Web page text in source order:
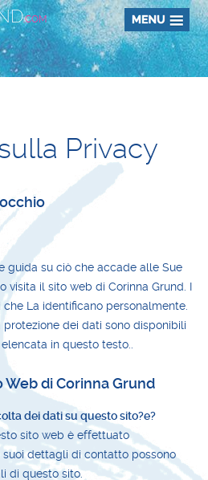
.COM
Privacy
guida su ciò che accade alle Sue
visita il sito web di Corinna Grund. I
La identificano personalmente.
dei dati sono disponibili
in questo testo..
di Corinna Grund
dei dati su questo sito?e?
sito web è effettuato
dettagli di contatto possono
di questo sito.